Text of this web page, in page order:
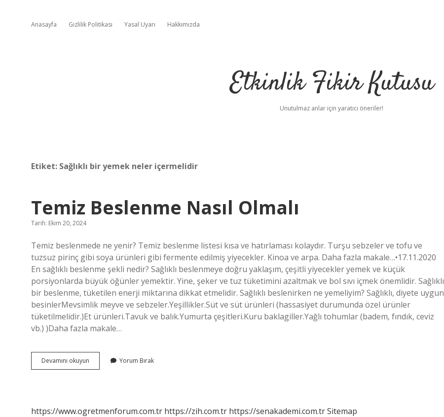
Anasayfa Gizlilik Politikası Yasal Uyarı Hakkımızda
Etkinlik Fikir Kutusu
Unutulmaz anlar için yaratıcı öneriler!
Etiket: Sağlıklı bir yemek neler içermelidir
Temiz Beslenme Nasıl Olmalı
Tarih: Ekim 20, 2024
Temiz beslenmede ne yenir? Temiz beslenme listesi kısa ve hatırlaması kolaydır. Turşu sebzeler ve tofu ve
tuzsuz pirinç gibi soya ürünleri gibi fermente edilmiş yiyecekler. Kinoa ve arpa. Daha fazla makale…•17.11.2020
En sağlıklı beslenme şekli nedir? Sağlıklı beslenmeye doğru yaklaşım, çeşitli yiyecekler yemek ve küçük
porsiyonlarda büyük öğünler yemektir. Yine, şeker ve tuz tüketimini azaltmak ve bol sıvı içmek önemlidir. Sağlıklı
bir beslenme, tüketilen enerji miktarına dikkat etmelidir. Sağlıklı beslenirken ne yemeliyim? Sağlıklı, diyete uygun
besinlerMevsimlik meyve ve sebzeler.Yeşillikler.Süt ve süt ürünleri (hassasiyet durumunda özel ürünler
tüketilmelidir.)Et ürünleri.Tavuk ve balık.Yumurta çeşitleri.Kuru baklagiller.Yağlı tohumlar (badem, fındık, ceviz
vb.) )Daha fazla makale…
Devamını okuyun
Beslenme
Yorum Bırak
https://www.ogretmenforum.com.tr https://zih.com.tr https://senakademi.com.trSitemap